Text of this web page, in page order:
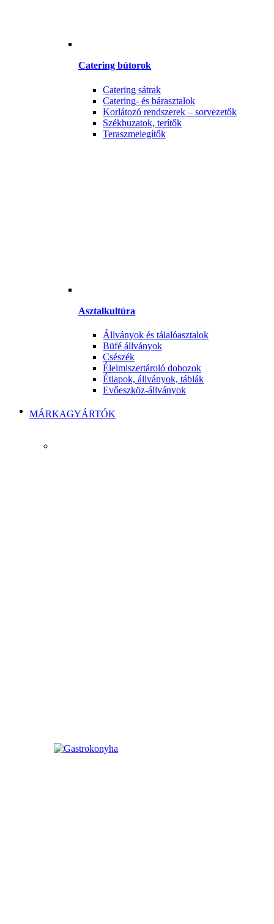
Catering bútorok
Catering sátrak
Catering- és bárasztalok
Korlátozó rendszerek – sorvezetők
Székhuzatok, terítők
Teraszmelegítők
Asztalkultúra
Állványok és tálalóasztalok
Büfé állványok
Csészék
Élelmiszertároló dobozok
Étlapok, állványok, táblák
Evőeszköz-állványok
MÁRKAGYÁRTÓK